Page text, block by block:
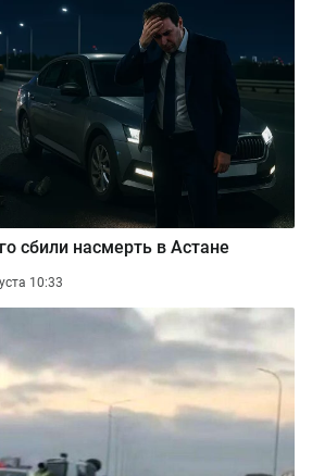
сбили насмерть в Астане
10:33